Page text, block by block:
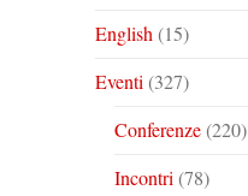
English (15)
Eventi (327)
Conferenze(220)
Incontri (78)